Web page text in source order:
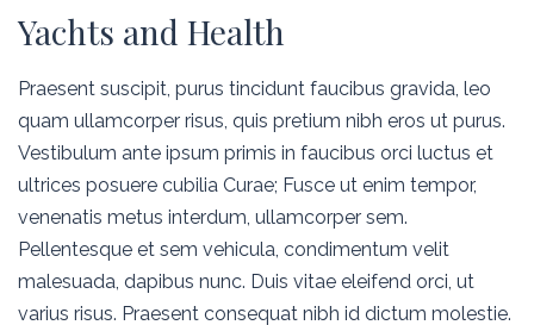
Yachts and Health
Praesent suscipit, purus tincidunt faucibus gravida, leo
quam ullamcorper risus, quis pretium nibh eros ut purus.
Vestibulum ante ipsum primis in faucibus orci luctus et
ultrices posuere cubilia Curae; Fusce ut enim tempor,
venenatis metus interdum, ullamcorper sem.
Pellentesque et sem vehicula, condimentum velit
malesuada, dapibus nunc. Duis vitae eleifend orci, ut
varius risus. Praesent consequat nibh id dictum molestie.